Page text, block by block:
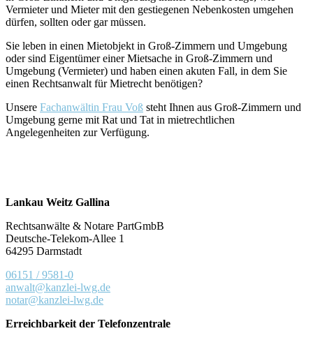
Vermieter und Mieter mit den gestiegenen Nebenkosten umgehen
dürfen, sollten oder gar müssen.
Sie leben in einen Mietobjekt in Groß-Zimmern und Umgebung
oder sind Eigentümer einer Mietsache in Groß-Zimmern und
Umgebung (Vermieter) und haben einen akuten Fall, in dem Sie
einen Rechtsanwalt für Mietrecht benötigen?
Unsere Fachanwältin Frau Voß steht Ihnen aus Groß-Zimmern und
Umgebung gerne mit Rat und Tat in mietrechtlichen
Angelegenheiten zur Verfügung.
Lankau Weitz Gallina
Rechtsanwälte & Notare PartGmbB
Deutsche-Telekom-Allee 1
64295 Darmstadt
06151 / 9581-0
anwalt@kanzlei-lwg.de
notar@kanzlei-lwg.de
Erreichbarkeit der Telefonzentrale